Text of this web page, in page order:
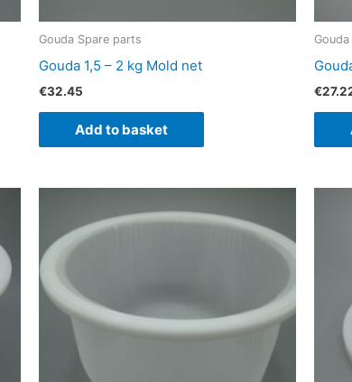
Gouda Spare parts
Gouda 1,5 – 2 kg Mold net
€32.45
Add to basket
€